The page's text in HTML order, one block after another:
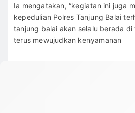
Ia mengatakan, “kegiatan ini juga
kepedulian Polres Tanjung Balai
tanjung balai akan selalu berada
terus mewujudkan kenyamanan